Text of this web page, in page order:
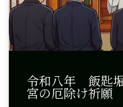
令和八年 飯匙
宮の厄除け祈願